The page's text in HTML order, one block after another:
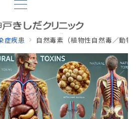
症疾患 自然毒素（植物性自然毒／動